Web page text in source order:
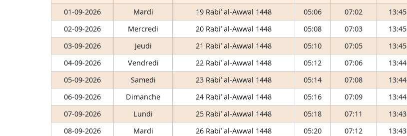
01-09-2026
Mardi 19 Rabiʿ al-Awwal 1448 05:06 07:02 13:45
02-09-2026
Mercredi 20 Rabiʿ al-Awwal 1448 05:08 07:03 13:45
03-09-2026
Jeudi 21 Rabiʿ al-Awwal 1448 05:10 07:05 13:45
04-09-2026
Vendredi 22 Rabiʿ al-Awwal 1448 05:12 07:06 13:44
05-09-2026
Samedi 23 Rabiʿ al-Awwal 1448 05:14 07:08 13:44
06-09-2026
Dimanche 24 Rabiʿ al-Awwal 1448 05:16 07:09 13:44
07-09-2026
Lundi 25 Rabiʿ al-Awwal 1448 05:18 07:11 13:43
08-09-2026
Mardi 26 Rabiʿ al-Awwal 1448 05:20 07:12 13:43